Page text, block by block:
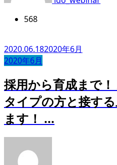
568
2020.06.182020年6月
2020年6月
採用から育成まで
タイプの方と接す
ます！ ...